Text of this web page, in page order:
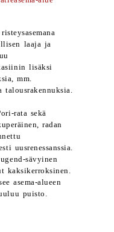
laaja ja
lisäksi
mm.
rata sekä
radan
uusrenessanssia.
sävyinen
kaksikerroksinen.
asema-alueen
puisto.